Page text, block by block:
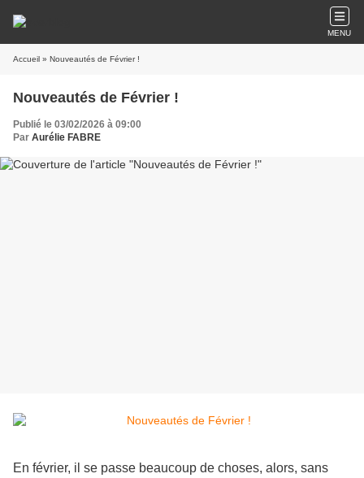
MENU
Accueil » Nouveautés de Février !
Nouveautés de Février !
Publié le 03/02/2026 à 09:00
Par Aurélie FABRE
En février, il se passe beaucoup de choses, alors, sans